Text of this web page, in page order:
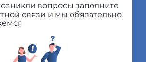
вопросы заполните
связи и мы обязательно